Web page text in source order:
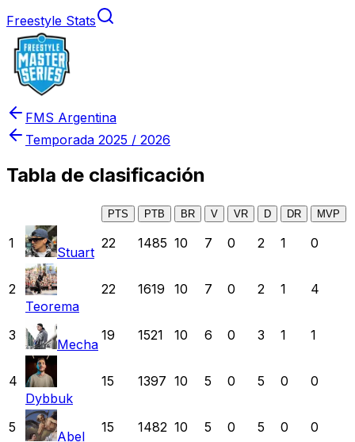
Freestyle Stats
FMS Argentina
Temporada 2025 / 2026
Tabla de clasificación
PTS PTB BR V VR D DR MVP
1
Stuart
22 1485 10 7 0 2 1 0
2
Teorema
22 1619 10 7 0 2 1 4
3
Mecha
19 1521 10 6 0 3 1 1
4
Dybbuk
15 1397 10 5 0 5 0 0
5
Abel
15 1482 10 5 0 5 0 0